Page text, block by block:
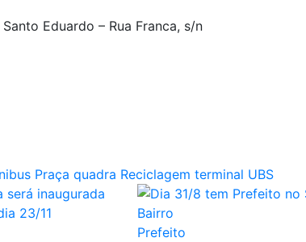
Eduardo – Rua Franca, s/n
Praça quadra Reciclagem terminal UBS
Prefeito